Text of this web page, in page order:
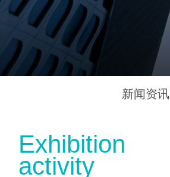
新闻资讯
Exhibition
activity